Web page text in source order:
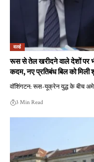
वर्ल्ड
रूस से तेल खरीदने वाले देशों पर
कदम, नए प्रतिबंध बिल को
वॉशिंगटन: रूस-यूक्रेन युद्ध के बीच
3 Min Read